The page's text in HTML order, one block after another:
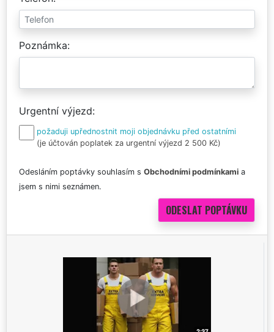
Poznámka
Urgentní výjezd
požaduji upřednostnit moji objednávku před ostatními
(je účtován poplatek za urgentní výjezd 2 500 Kč)
Odesláním poptávky souhlasím s Obchodními podmínkami a
jsem s nimi seznámen.